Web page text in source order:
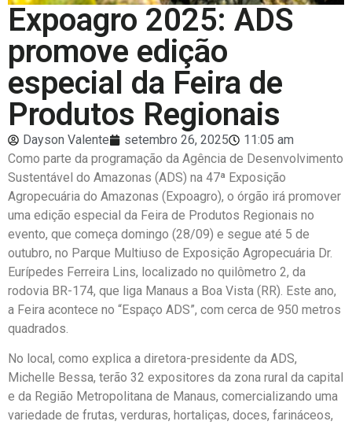
Expoagro 2025: ADS
promove edição
especial da Feira de
Produtos Regionais
Dayson Valente setembro 26, 2025
11:05 am
Como parte da programação da Agência de Desenvolvimento
Sustentável do Amazonas (ADS) na 47ª Exposição
Agropecuária do Amazonas (Expoagro), o órgão irá promover
uma edição especial da Feira de Produtos Regionais no
evento, que começa domingo (28/09) e segue até 5 de
outubro, no Parque Multiuso de Exposição Agropecuária Dr.
Eurípedes Ferreira Lins, localizado no quilômetro 2, da
rodovia BR-174, que liga Manaus a Boa Vista (RR). Este ano,
a Feira acontece no “Espaço ADS”, com cerca de 950 metros
quadrados.
No local, como explica a diretora-presidente da ADS,
Michelle Bessa, terão 32 expositores da zona rural da capital
e da Região Metropolitana de Manaus, comercializando uma
variedade de frutas, verduras, hortaliças, doces, farináceos,